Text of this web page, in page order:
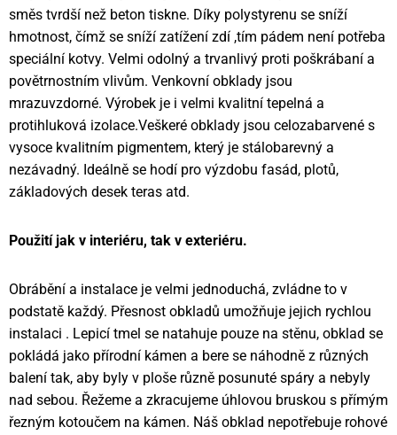
směs tvrdší než beton tiskne. Díky polystyrenu se sníží
hmotnost, čímž se sníží zatížení zdí ,tím pádem není potřeba
speciální kotvy. Velmi odolný a trvanlivý proti poškrábaní a
povětrnostním vlivům. Venkovní obklady jsou
mrazuvzdorné. Výrobek je i velmi kvalitní tepelná a
protihluková izolace.Veškeré obklady jsou celozabarvené s
vysoce kvalitním pigmentem, který je stálobarevný a
nezávadný. Ideálně se hodí pro výzdobu fasád, plotů,
základových desek teras atd.
Použití jak v interiéru, tak v exteriéru.
Obrábění a instalace je velmi jednoduchá, zvládne to v
podstatě každý. Přesnost obkladů umožňuje jejich rychlou
instalaci . Lepicí tmel se natahuje pouze na stěnu, obklad se
pokládá jako přírodní kámen a bere se náhodně z různých
balení tak, aby byly v ploše různě posunuté spáry a nebyly
nad sebou. Řežeme a zkracujeme úhlovou bruskou s přímým
řezným kotoučem na kámen. Náš obklad nepotřebuje rohové